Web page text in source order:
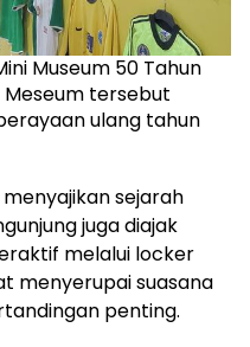
Museum 50 Tahun
Meseum tersebut
ulang tahun
sejarah
juga diajak
melalui locker
menyerupai suasana
penting.